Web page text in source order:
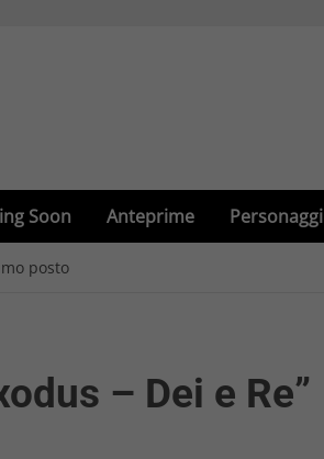
Soon Anteprime Personaggi
posto
– Dei e Re”